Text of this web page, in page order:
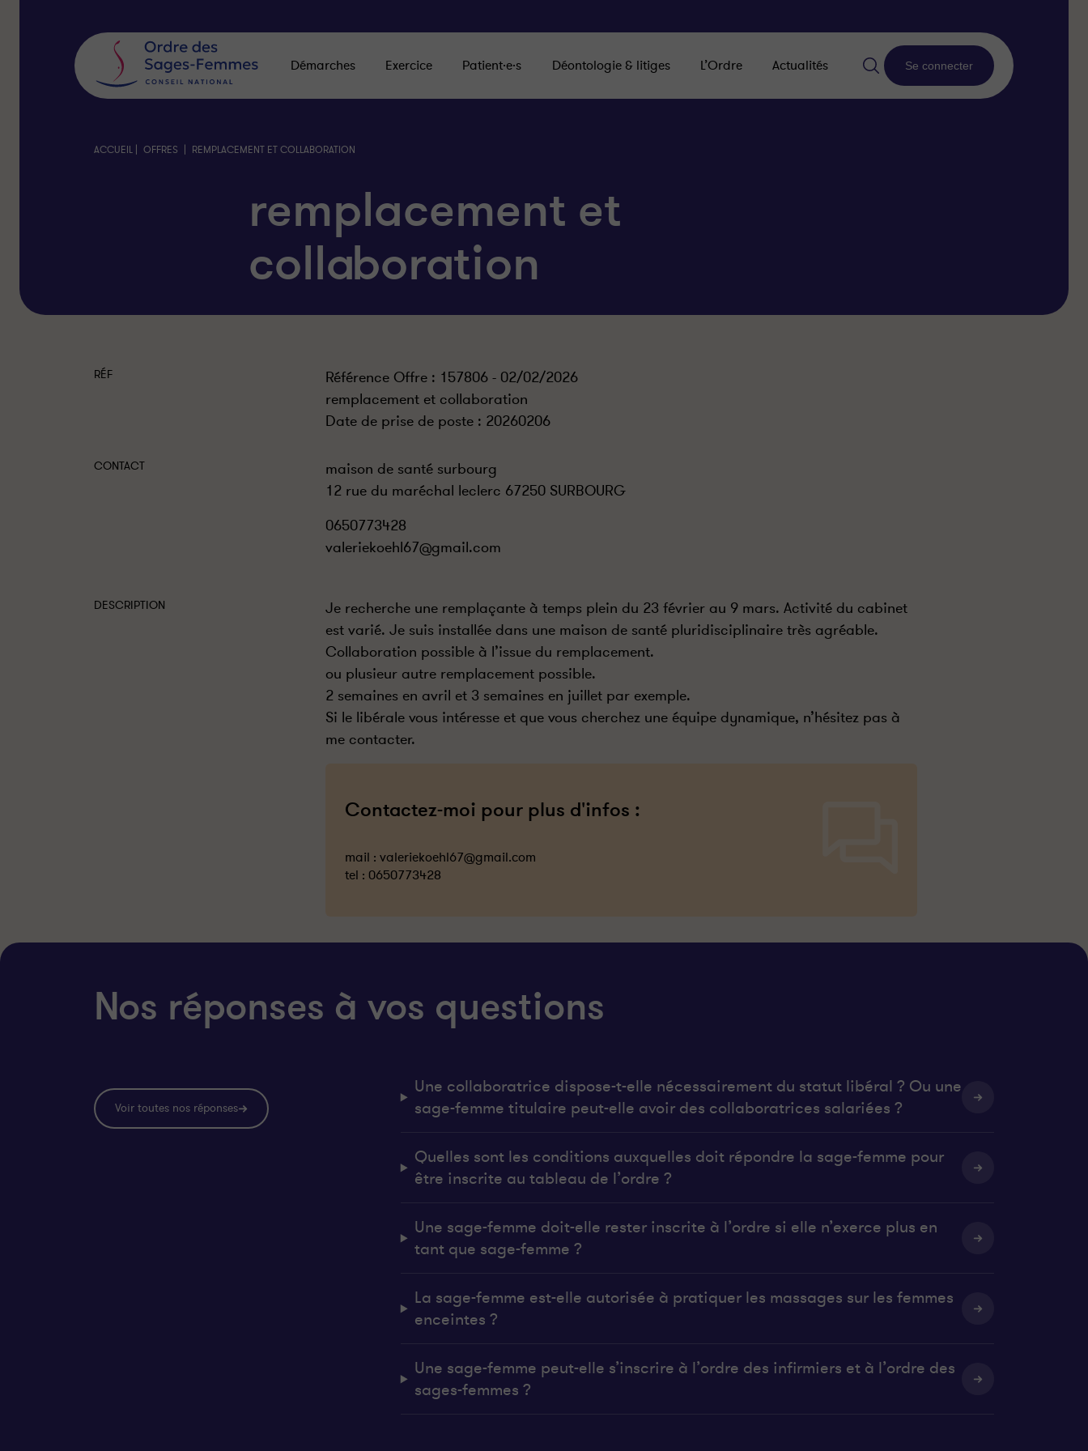
Démarches Exercice Patient·e·s Déontologie & litiges L’Ordre Actualités Se connecter
ACCUEIL | OFFRES | REMPLACEMENT ET COLLABORATION
remplacement et
collaboration
RÉF
Référence Offre : 157806 - 02/02/2026
remplacement et collaboration
Date de prise de poste : 20260206
CONTACT
maison de santé surbourg
12 rue du maréchal leclerc 67250 SURBOURG
0650773428
valeriekoehl67@gmail.com
DESCRIPTION
Je recherche une remplaçante à temps plein du 23 février au 9 mars. Activité du cabinet
est varié. Je suis installée dans une maison de santé pluridisciplinaire très agréable.
Collaboration possible à l’issue du remplacement.
ou plusieur autre remplacement possible.
2 semaines en avril et 3 semaines en juillet par exemple.
Si le libérale vous intéresse et que vous cherchez une équipe dynamique, n’hésitez pas à
me contacter.
Contactez-moi pour plus d'infos :
mail : valeriekoehl67@gmail.com
tel : 0650773428
Nos réponses à vos questions
Voir toutes nos réponses
Une collaboratrice dispose-t-elle nécessairement du statut libéral ? Ou une
sage-femme titulaire peut-elle avoir des collaboratrices salariées ?
Quelles sont les conditions auxquelles doit répondre la sage-femme pour
être inscrite au tableau de l’ordre ?
Une sage-femme doit-elle rester inscrite à l’ordre si elle n’exerce plus en
tant que sage-femme ?
La sage-femme est-elle autorisée à pratiquer les massages sur les femmes
enceintes ?
Une sage-femme peut-elle s’inscrire à l’ordre des infirmiers et à l’ordre des
sages-femmes ?